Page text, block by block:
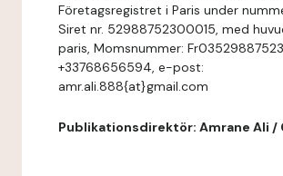
Företagsregistret i Paris under
Siret nr. 52988752300015, med
paris, Momsnummer:
+33768656594, e-post:
amr.ali.888{at}gmail.com
Publikationsdirektör: Amrane Ali /